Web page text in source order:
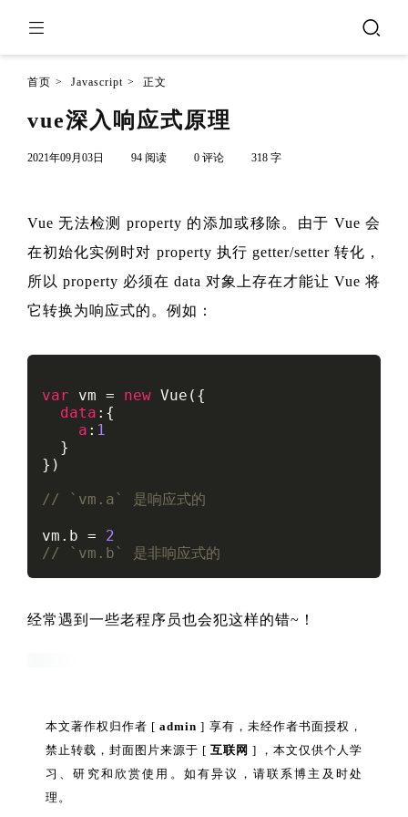
首页 > Javascript > 正文
vue深入响应式原理
2021年09月03日 94 阅读 0 评论 318 字
Vue 无法检测 property 的添加或移除。由于 Vue 会
在初始化实例时对 property 执行 getter/setter 转化，
所以 property 必须在 data 对象上存在才能让 Vue 将
它转换为响应式的。例如：
var vm = new Vue ({
data :{
a : 1
  }
})
// `vm.a` 是响应式的
vm. b = 2
// `vm.b` 是非响应式的
经常遇到一些老程序员也会犯这样的错~！
本文著作权归作者 [admin ] 享有，未经作者书面授权，
禁止转载，封面图片来源于 [ 互联网 ] ，本文仅供个人学
习、研究和欣赏使用。如有异议，请联系博主及时处
理。